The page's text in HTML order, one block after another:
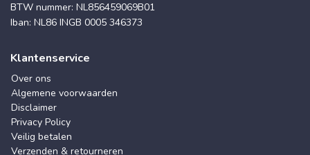
BTW nummer: NL856459069B01
Iban: NL86 INGB 0005 346373
Klantenservice
Over ons
Algemene voorwaarden
Disclaimer
Privacy Policy
Veilig betalen
Verzenden & retourneren